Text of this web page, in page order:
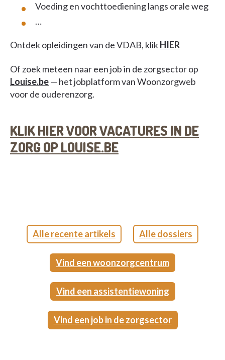
Voeding en vochttoediening langs orale weg
…
Ontdek opleidingen van de VDAB, klikHIER
Of zoek meteen naar een job in de zorgsector op
Louise.be— het jobplatform van Woonzorgweb
voor de ouderenzorg.
KLIK HIER VOOR VACATURES IN DE
ZORG OP LOUISE.BE
Alle recente artikels Alle dossiers
Vind een woonzorgcentrum
Vind een assistentiewoning
Vind een job in de zorgsector